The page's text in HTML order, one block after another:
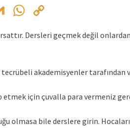
GmailWhatsApp
Dersleri geçmek değil
akademisyenler tarafından
için çuvalla para vermeniz
olmasa bile derslere girin.